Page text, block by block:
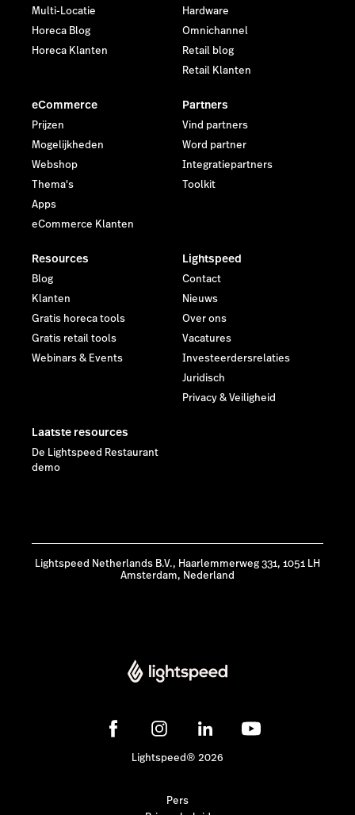
Multi-Locatie
Horeca Blog
Horeca Klanten
Hardware
Omnichannel
Retail blog
Retail Klanten
eCommerce
Prijzen
Mogelijkheden
Webshop
Thema's
Apps
eCommerce Klanten
Partners
Vind partners
Word partner
Integratiepartners
Toolkit
Resources
Blog
Klanten
Gratis horeca tools
Gratis retail tools
Webinars & Events
Lightspeed
Contact
Nieuws
Over ons
Vacatures
Investeerdersrelaties
Juridisch
Privacy & Veiligheid
Laatste resources
De Lightspeed Restaurant
demo
Lightspeed Netherlands B.V., Haarlemmerweg 331, 1051 LH
Amsterdam, Nederland
Lightspeed® 2026
Pers